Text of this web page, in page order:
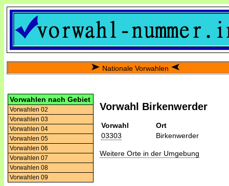
Nationale Vorwahlen
Vorwahlen nach Gebiet
Vorwahlen 02
Vorwahlen 03
Vorwahlen 04
Vorwahlen 05
Vorwahlen 06
Vorwahlen 07
Vorwahlen 08
Vorwahlen 09
Vorwahl Birkenwerder
Vorwahl
Ort
03303
Birkenwerder
Weitere Orte in der Umgebung